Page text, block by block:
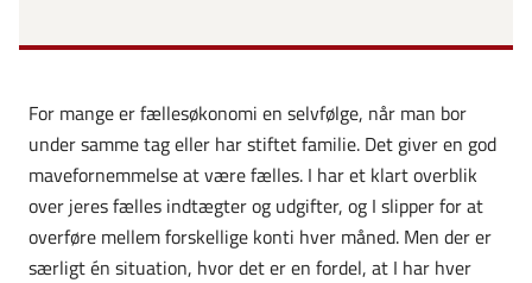
For mange er fællesøkonomi en selvfølge, når man bor
under samme tag eller har stiftet familie. Det giver en god
mavefornemmelse at være fælles. I har et klart overblik
over jeres fælles indtægter og udgifter, og I slipper for at
overføre mellem forskellige konti hver måned. Men der er
særligt én situation, hvor det er en fordel, at I har hver